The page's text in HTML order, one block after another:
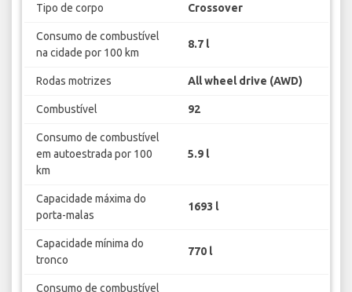
Tipo de corpo Crossover
Consumo de combustível
na cidade por 100 km
8.7 l
Rodas motrizes All wheel drive (AWD)
Combustível 92
Consumo de combustível
em autoestrada por 100
km
5.9 l
Capacidade máxima do
porta-malas
1693 l
Capacidade mínima do
tronco
770 l
Consumo de combustível